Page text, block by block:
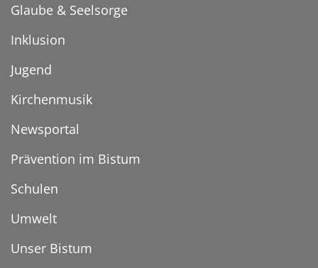
Glaube & Seelsorge
Inklusion
Jugend
Kirchenmusik
Newsportal
Prävention im Bistum
Schulen
Umwelt
Unser Bistum